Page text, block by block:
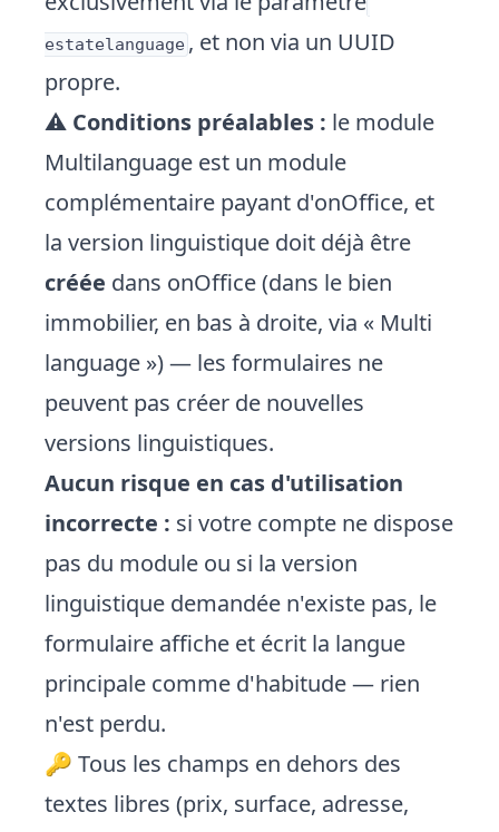
estatelanguage , et non via un UUID
propre.
⚠️ Conditions préalables : le module
Multilanguage est un module
complémentaire payant d'onOffice, et
la version linguistique doit déjà être
créée dans onOffice (dans le bien
immobilier, en bas à droite, via « Multi
language ») — les formulaires ne
peuvent pas créer de nouvelles
versions linguistiques.
Aucun risque en cas d'utilisation
incorrecte : si votre compte ne dispose
pas du module ou si la version
linguistique demandée n'existe pas, le
formulaire affiche et écrit la langue
principale comme d'habitude — rien
n'est perdu.
🔑 Tous les champs en dehors des
textes libres (prix, surface, adresse,